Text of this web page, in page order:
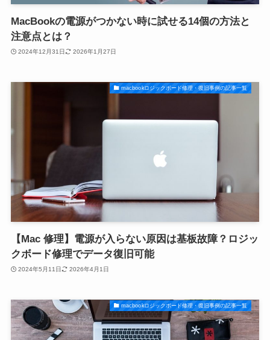
MacBookの電源がつかない時に試せる14個の方法と
注意点とは？
2024年12月31日 2026年1月27日
macbookロジックボード修理・復旧事例の記事一覧
【Mac 修理】電源が入らない原因は基板故障？ロジッ
クボード修理でデータ復旧可能
2024年5月11日 2026年4月1日
macbookロジックボード修理・復旧事例の記事一覧